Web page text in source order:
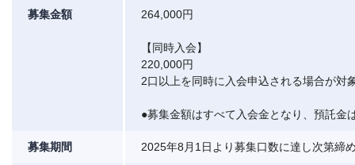
募集金額 264,000円
【同時入会】
220,000円
2口以上を同時に入会申込される場合が対
●募集金額はすべて入会金となり、預託金
募集期間 2025年8月1日より募集口数に達し次第締